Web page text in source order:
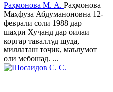
Раҳмонова М. А. Раҳмонова
Маҳфуза Абдуманоновна 12-
феврали соли 1988 дар
шаҳри Хуҷанд дар оилаи
коргар таваллуд шуда,
миллаташ тоҷик, маълумот
олӣ мебошад. ...